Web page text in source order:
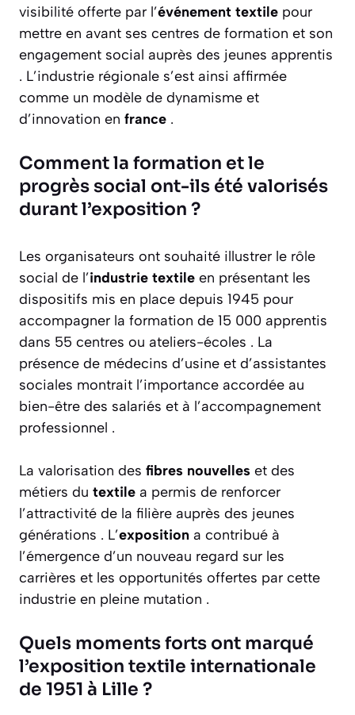
visibilité offerte par l’événement textile pour
mettre en avant ses centres de formation et son
engagement social auprès des jeunes apprentis
. L’industrie régionale s’est ainsi affirmée
comme un modèle de dynamisme et
d’innovation en france .
Comment la formation et le
progrès social ont-ils été valorisés
durant l’exposition ?
Les organisateurs ont souhaité illustrer le rôle
social de l’industrie textile en présentant les
dispositifs mis en place depuis 1945 pour
accompagner la formation de 15 000 apprentis
dans 55 centres ou ateliers-écoles . La
présence de médecins d’usine et d’assistantes
sociales montrait l’importance accordée au
bien-être des salariés et à l’accompagnement
professionnel .
La valorisation des fibres nouvelles et des
métiers du textile a permis de renforcer
l’attractivité de la filière auprès des jeunes
générations . L’exposition a contribué à
l’émergence d’un nouveau regard sur les
carrières et les opportunités offertes par cette
industrie en pleine mutation .
Quels moments forts ont marqué
l’exposition textile internationale
de 1951 à Lille ?